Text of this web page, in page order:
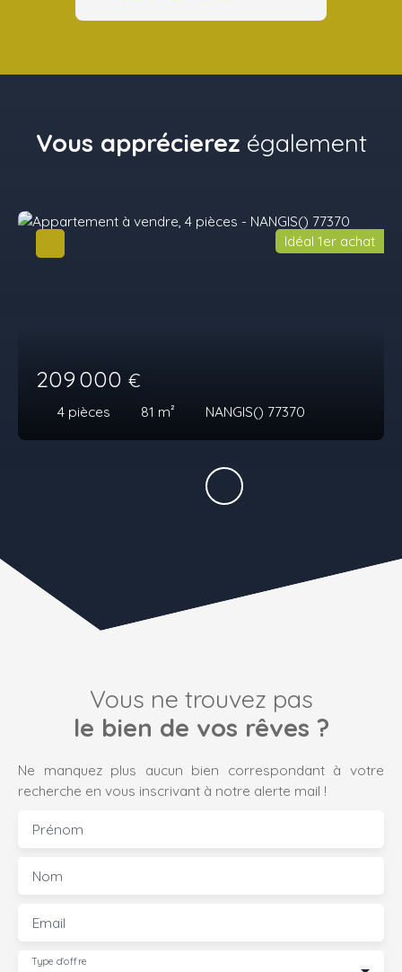
Vous apprécierez également
209 000 €
4 pièces 81 m² NANGIS() 77370
Idéal 1er achat
Vous ne trouvez pas
le bien de vos rêves ?
Ne manquez plus aucun bien correspondant à votre
recherche en vous inscrivant à notre alerte mail !
Prénom
Nom
Email
Type d'offre